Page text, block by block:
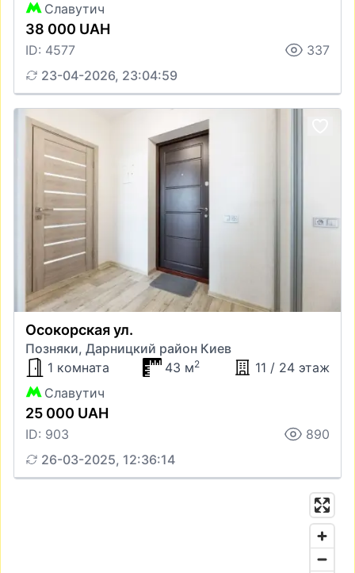
Славутич
38 000 UAH
ID: 4577
337
23-04-2026, 23:04:59
Осокорская ул.
Позняки, Дарницкий район Киев
1 комната
43 м2
11 / 24 этаж
Славутич
25 000 UAH
ID: 903
890
26-03-2025, 12:36:14